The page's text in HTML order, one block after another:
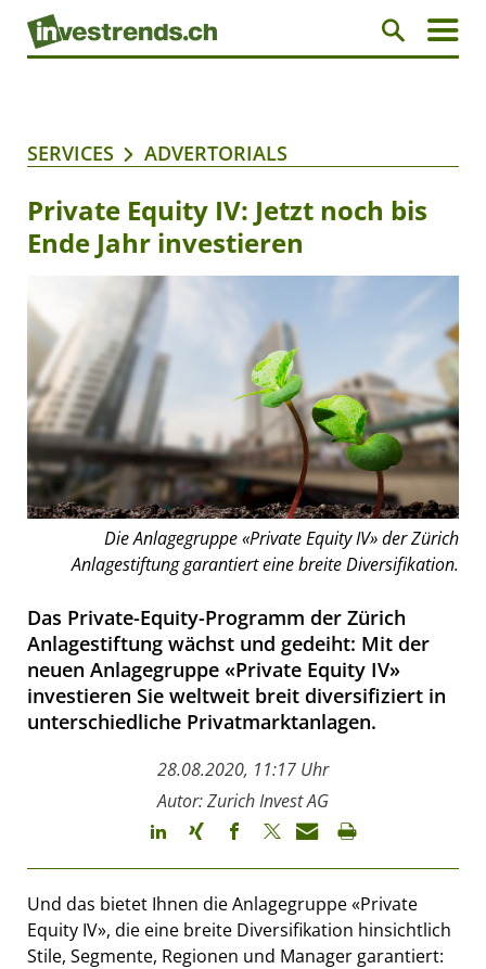
SERVICES ADVERTORIALS
Private Equity IV: Jetzt noch bis
Ende Jahr investieren
Die Anlagegruppe «Private Equity IV» der Zürich
Anlagestiftung garantiert eine breite Diversifikation.
Das Private-Equity-Programm der Zürich
Anlagestiftung wächst und gedeiht: Mit der
neuen Anlagegruppe «Private Equity IV»
investieren Sie weltweit breit diversifiziert in
unterschiedliche Privatmarktanlagen.
28.08.2020, 11:17 Uhr
Autor: Zurich Invest AG
Und das bietet Ihnen die Anlagegruppe «Private
Equity IV», die eine breite Diversifikation hinsichtlich
Stile, Segmente, Regionen und Manager garantiert: